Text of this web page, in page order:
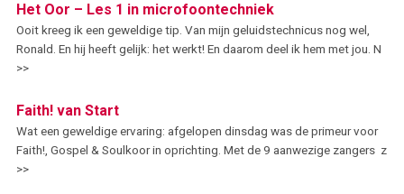
Het Oor – Les 1 in microfoontechniek
Ooit kreeg ik een geweldige tip. Van mijn geluidstechnicus nog wel,
Ronald. En hij heeft gelijk: het werkt! En daarom deel ik hem met jou. N
>>
Faith! van Start
Wat een geweldige ervaring: afgelopen dinsdag was de primeur voor
Faith!, Gospel & Soulkoor in oprichting. Met de 9 aanwezige zangers z
>>